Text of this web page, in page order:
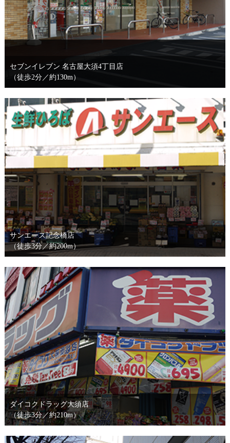
セブンイレブン 名古屋大須4丁目店
（徒歩2分／約130m）
サンエース記念橋店
（徒歩3分／約200m）
ダイコクドラッグ大須店
（徒歩3分／約210m）